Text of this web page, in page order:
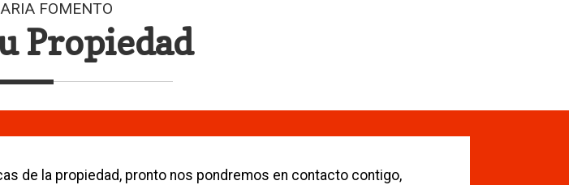
FOMENTO
Propiedad
de la propiedad, pronto nos pondremos en contacto contigo,